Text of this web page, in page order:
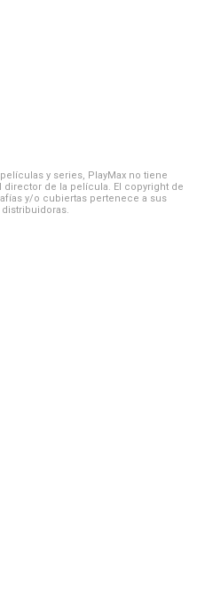
y series, PlayMax no tiene
de la película. El copyright de
y/o cubiertas pertenece a sus